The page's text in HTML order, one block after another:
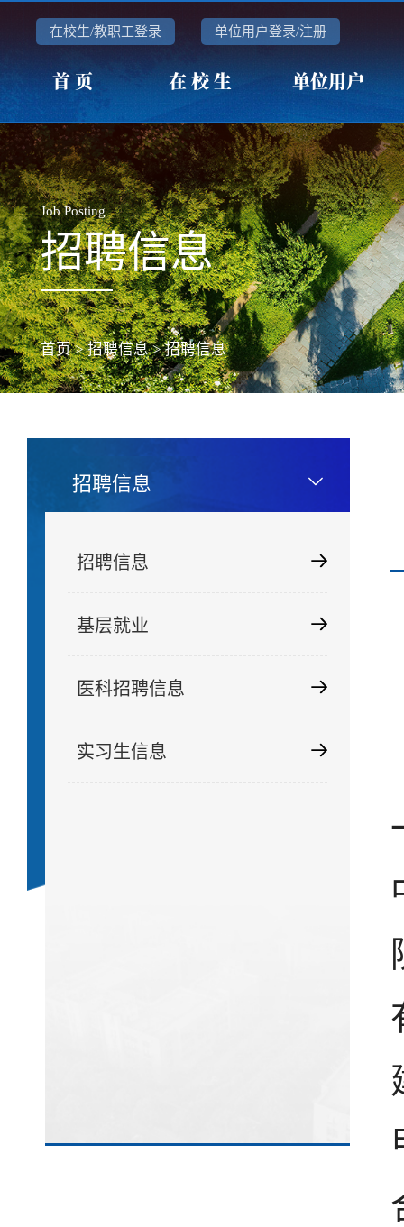
在校生/教职工登录 单位用户登录/注册
首 页 在 校 生 单位用户
Job Posting
招聘信息
首页>招聘信息>招聘信息
招聘信息
招聘信息
基层就业
医科招聘信息
实习生信息